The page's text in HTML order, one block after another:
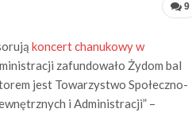
9
koncert chanukowy w
zafundowało Żydom bal
jest Towarzystwo Społeczno-
i Administracji” –